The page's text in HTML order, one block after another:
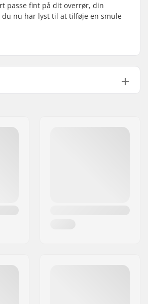
passe fint på dit overrør, din
nu har lyst til at tilføje en smule